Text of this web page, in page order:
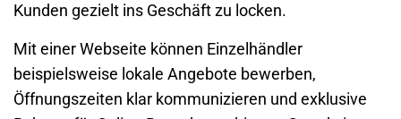
Kunden gezielt ins Geschäft zu locken.
Mit einer Webseite können Einzelhändler
beispielsweise lokale Angebote bewerben,
Öffnungszeiten klar kommunizieren und exklusive